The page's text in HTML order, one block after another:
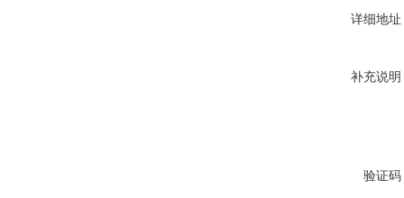
详细地址
补充说明
验证码